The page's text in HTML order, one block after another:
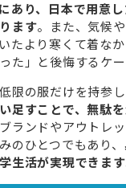
あり、日本で用意
ます。また、気候
たより寒くて着な
た」と後悔するケー
限の服だけを持参し
足すことで、無駄
ランドやアウトレ
のひとつでもあり、
生活が実現できます